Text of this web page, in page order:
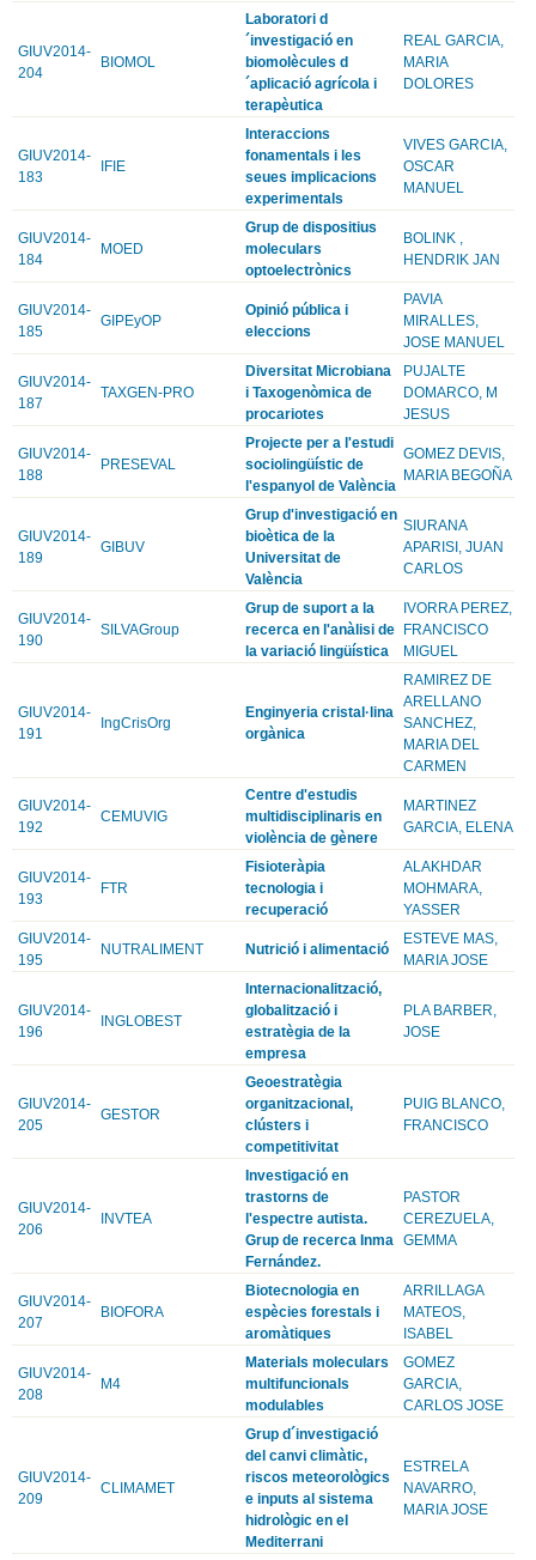
GIUV2014-
204
BIOMOL
Laboratori d
´investigació en
biomolècules d
´aplicació agrícola i
terapèutica
REAL GARCIA,
MARIA
DOLORES
GIUV2014-
183
IFIE
Interaccions
fonamentals i les
seues implicacions
experimentals
VIVES GARCIA,
OSCAR
MANUEL
GIUV2014-
184
MOED
Grup de dispositius
moleculars
optoelectrònics
BOLINK ,
HENDRIK JAN
GIUV2014-
185
GIPEyOP
Opinió pública i
eleccions
PAVIA
MIRALLES,
JOSE MANUEL
GIUV2014-
187
TAXGEN-PRO
Diversitat Microbiana
i Taxogenòmica de
procariotes
PUJALTE
DOMARCO, M
JESUS
GIUV2014-
188
PRESEVAL
Projecte per a l'estudi
sociolingüístic de
l'espanyol de València
GOMEZ DEVIS,
MARIA BEGOÑA
GIUV2014-
189
GIBUV
Grup d'investigació en
bioètica de la
Universitat de
València
SIURANA
APARISI, JUAN
CARLOS
GIUV2014-
190
SILVAGroup
Grup de suport a la
recerca en l'anàlisi de
la variació lingüística
IVORRA PEREZ,
FRANCISCO
MIGUEL
GIUV2014-
191
IngCrisOrg
Enginyeria cristal·lina
orgànica
RAMIREZ DE
ARELLANO
SANCHEZ,
MARIA DEL
CARMEN
GIUV2014-
192
CEMUVIG
Centre d'estudis
multidisciplinaris en
violència de gènere
MARTINEZ
GARCIA, ELENA
GIUV2014-
193
FTR
Fisioteràpia
tecnologia i
recuperació
ALAKHDAR
MOHMARA,
YASSER
GIUV2014-
195
NUTRALIMENT Nutrició i alimentació
ESTEVE MAS,
MARIA JOSE
GIUV2014-
196
INGLOBEST
Internacionalització,
globalització i
estratègia de la
empresa
PLA BARBER,
JOSE
GIUV2014-
205
GESTOR
Geoestratègia
organitzacional,
clústers i
competitivitat
PUIG BLANCO,
FRANCISCO
GIUV2014-
206
INVTEA
Investigació en
trastorns de
l'espectre autista.
Grup de recerca Inma
Fernández.
PASTOR
CEREZUELA,
GEMMA
GIUV2014-
207
BIOFORA
Biotecnologia en
espècies forestals i
aromàtiques
ARRILLAGA
MATEOS,
ISABEL
GIUV2014-
208
M4
Materials moleculars
multifuncionals
modulables
GOMEZ
GARCIA,
CARLOS JOSE
GIUV2014-
209
CLIMAMET
Grup d´investigació
del canvi climàtic,
riscos meteorològics
e inputs al sistema
hidrològic en el
Mediterrani
ESTRELA
NAVARRO,
MARIA JOSE